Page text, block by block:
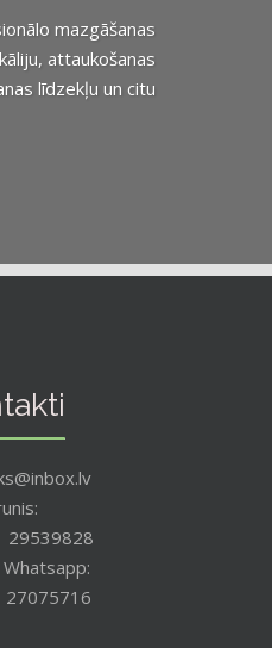
mazgāšanas
attaukošanas
līdzekļu un citu
29539828
27075716